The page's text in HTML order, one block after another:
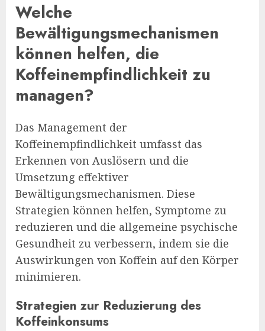
Welche
Bewältigungsmechanismen
können helfen, die
Koffeinempfindlichkeit zu
managen?
Das Management der
Koffeinempfindlichkeit umfasst das
Erkennen von Auslösern und die
Umsetzung effektiver
Bewältigungsmechanismen. Diese
Strategien können helfen, Symptome zu
reduzieren und die allgemeine psychische
Gesundheit zu verbessern, indem sie die
Auswirkungen von Koffein auf den Körper
minimieren.
Strategien zur Reduzierung des
Koffeinkonsums